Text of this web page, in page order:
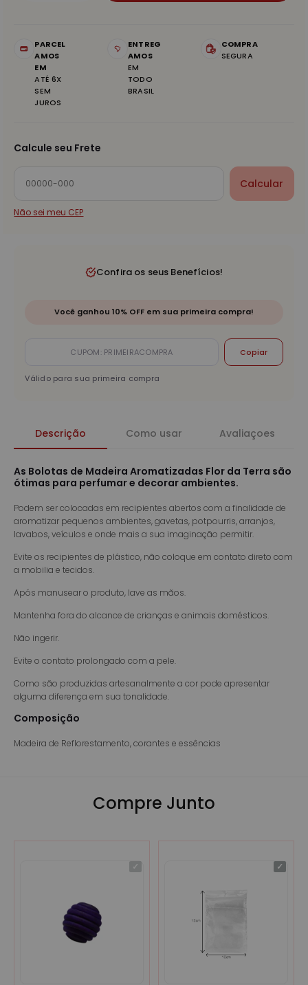
PARCEL
AMOS
EM
ATÉ 6X
SEM
JUROS
ENTREG
AMOS
EM
TODO
BRASIL
COMPRA
SEGURA
Calcule seu Frete
Calcular
Não sei meu CEP
Confira os seus Benefícios!
Você ganhou 10% OFF em sua primeira compra!
Copiar
Válido para sua primeira compra
Descrição Como usar Avaliaçoes
As Bolotas de Madeira Aromatizadas Flor da Terra são
ótimas para perfumar e decorar ambientes.
Podem ser colocadas em recipientes abertos com a finalidade de
aromatizar pequenos ambientes, gavetas, potpourris, arranjos,
lavabos, veículos e onde mais a sua imaginação permitir.
Evite os recipientes de plástico, não coloque em contato direto com
a mobilia e tecidos.
Após manusear o produto, lave as mãos.
Mantenha fora do alcance de crianças e animais domésticos.
Não ingerir.
Evite o contato prolongado com a pele.
Como são produzidas artesanalmente a cor pode apresentar
alguma diferença em sua tonalidade.
Composição
Madeira de Reflorestamento, corantes e essências
Compre Junto